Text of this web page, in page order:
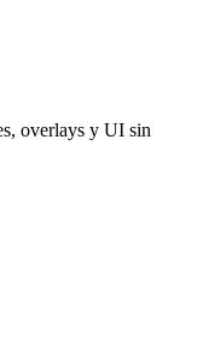
overlays y UI sin